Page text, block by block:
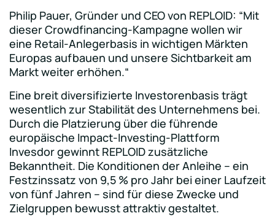
Philip Pauer, Gründer und CEO von REPLOID: “Mit
dieser Crowdfinancing-Kampagne wollen wir
eine Retail-Anlegerbasis in wichtigen Märkten
Europas aufbauen und unsere Sichtbarkeit am
Markt weiter erhöhen.“
Eine breit diversifizierte Investorenbasis trägt
wesentlich zur Stabilität des Unternehmens bei.
Durch die Platzierung über die führende
europäische Impact-Investing-Plattform
Invesdor gewinnt REPLOID zusätzliche
Bekanntheit. Die Konditionen der Anleihe – ein
Festzinssatz von 9,5 % pro Jahr bei einer Laufzeit
von fünf Jahren – sind für diese Zwecke und
Zielgruppen bewusst attraktiv gestaltet.